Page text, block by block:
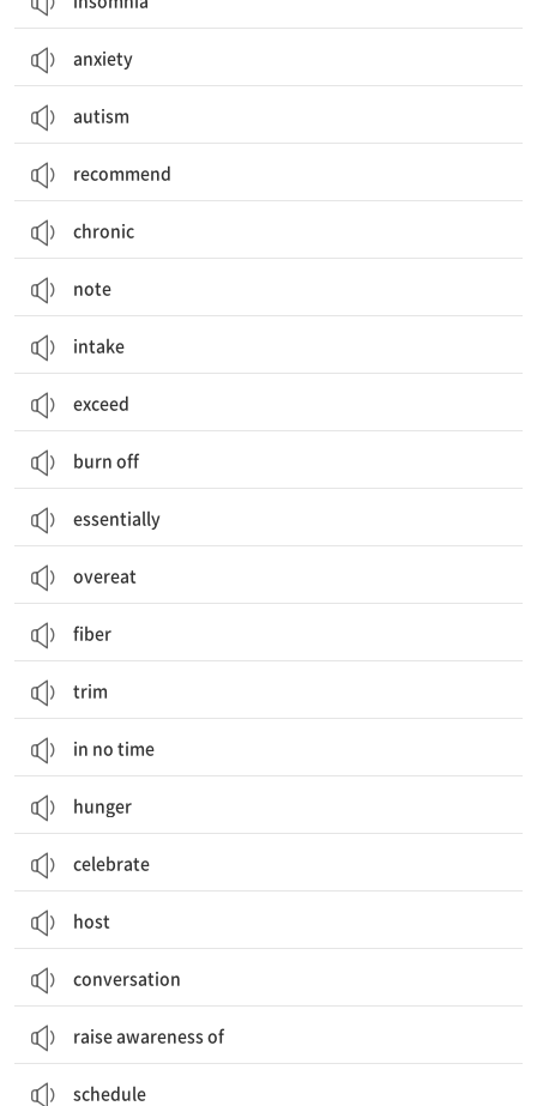
anxiety
autism
recommend
chronic
note
intake
exceed
burn off
essentially
overeat
fiber
trim
in no time
hunger
celebrate
host
conversation
raise awareness of
schedule